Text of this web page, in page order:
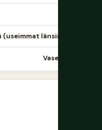
(useimmat länsimaiset)
Vasemmalla